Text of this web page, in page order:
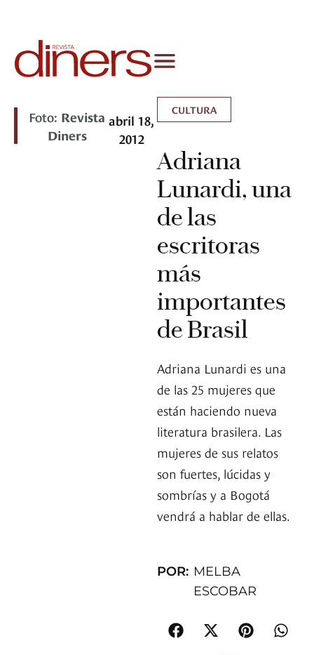
Foto: Revista
Diners
abril 18,
2012
CULTURA
Adriana
Lunardi, una
de las
escritoras
más
importantes
de Brasil
Adriana Lunardi es una
de las 25 mujeres que
están haciendo nueva
literatura brasilera. Las
mujeres de sus relatos
son fuertes, lúcidas y
sombrías y a Bogotá
vendrá a hablar de ellas.
POR: MELBA
ESCOBAR